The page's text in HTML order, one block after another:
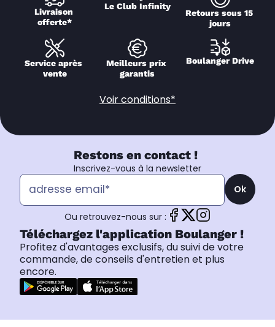
Livraison
offerte*
Le Club Infinity
Retours sous 15
jours
Service après
vente
Meilleurs prix
garantis
Boulanger Drive
Voir conditions*
Restons en contact !
Inscrivez-vous à la newsletter
Ok
Ou retrouvez-nous sur :
Téléchargez l'application Boulanger !
Profitez d'avantages exclusifs, du suivi de votre
commande, de conseils d'entretien et plus
encore.